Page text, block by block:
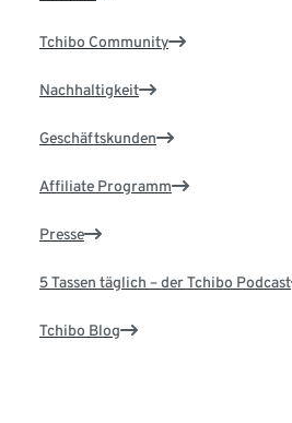
Tchibo Community
Nachhaltigkeit
Geschäftskunden
Affiliate Programm
Presse
5 Tassen täglich – der Tchibo Podcast
Tchibo Blog